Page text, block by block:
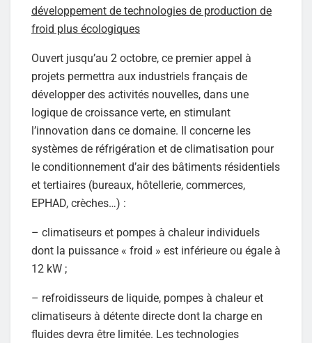
développement de technologies de production de
froid plus écologiques
Ouvert jusqu’au 2 octobre, ce premier appel à
projets permettra aux industriels français de
développer des activités nouvelles, dans une
logique de croissance verte, en stimulant
l’innovation dans ce domaine. Il concerne les
systèmes de réfrigération et de climatisation pour
le conditionnement d’air des bâtiments résidentiels
et tertiaires (bureaux, hôtellerie, commerces,
EPHAD, crèches…) :
– climatiseurs et pompes à chaleur individuels
dont la puissance « froid » est inférieure ou égale à
12 kW ;
– refroidisseurs de liquide, pompes à chaleur et
climatiseurs à détente directe dont la charge en
fluides devra être limitée. Les technologies